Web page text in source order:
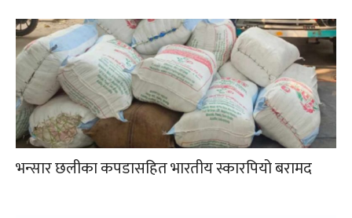
भन्सार छलीका कपडासहित भारतीय स्कारपियो बरामद